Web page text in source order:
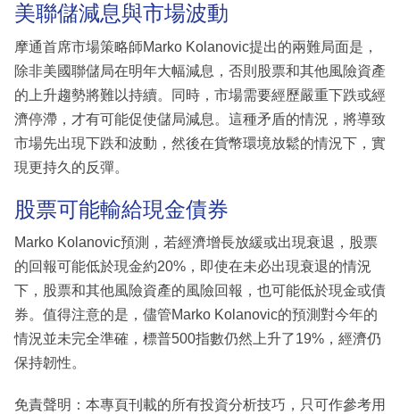
美聯儲減息與市場波動
摩通首席市場策略師Marko Kolanovic提出的兩難局面是，
除非美國聯儲局在明年大幅減息，否則股票和其他風險資產
的上升趨勢將難以持續。同時，市場需要經歷嚴重下跌或經
濟停滯，才有可能促使儲局減息。這種矛盾的情況，將導致
市場先出現下跌和波動，然後在貨幣環境放鬆的情況下，實
現更持久的反彈。
股票可能輸給現金債券
Marko Kolanovic預測，若經濟增長放緩或出現衰退，股票
的回報可能低於現金約20%，即使在未必出現衰退的情況
下，股票和其他風險資產的風險回報，也可能低於現金或債
券。值得注意的是，儘管Marko Kolanovic的預測對今年的
情況並未完全準確，標普500指數仍然上升了19%，經濟仍
保持韌性。
免責聲明：本專頁刊載的所有投資分析技巧，只可作參考用